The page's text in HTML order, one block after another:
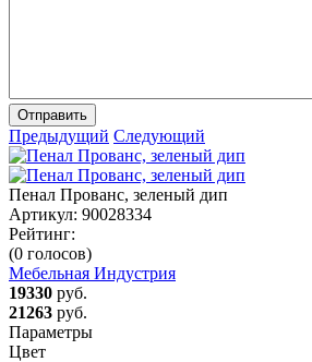
Отправить
Предыдущий Следующий
Пенал Прованс, зеленый дип
Артикул: 90028334
Рейтинг:
(0 голосов)
Мебельная Индустрия
19330 руб.
21263 руб.
Параметры
Цвет